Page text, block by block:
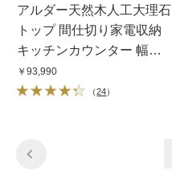
アルダー天然木人工大理石
トップ 間仕切り家電収納
キッチンカウンター 幅
144cm
￥93,990
（24）